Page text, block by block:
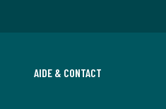
AIDE & CONTACT